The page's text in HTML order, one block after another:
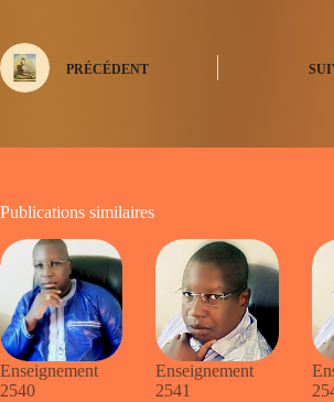
PRÉCÉDENT
Publications similaires
Enseignement
2540
Enseignement
2541